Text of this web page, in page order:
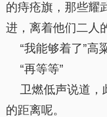
的痔疮旗，那些耀
进，离着他们二人
“我能够着了”高
“再等等”
卫燃低声说道，
的距离呢。